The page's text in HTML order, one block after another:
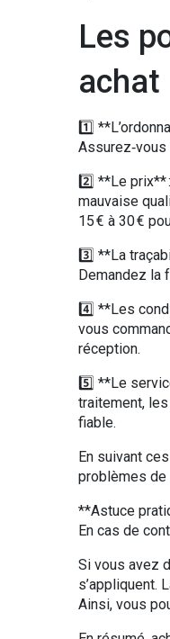
Les
achat
1️⃣
2️⃣ **Le prix**
mauvaise
15 € à 30 €
3️⃣ **La
Demandez la
4️⃣ **Les
vous
réception.
5️⃣ **Le
traitement,
fiable.
En suivant
problèmes de
**Astuce
En cas de
Si vous avez
s’appliquent.
Ainsi, vous